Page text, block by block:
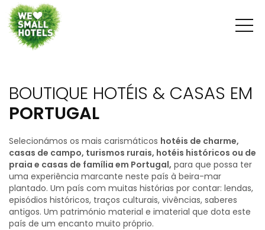
BOUTIQUE HOTÉIS & CASAS EM
PORTUGAL
Selecionámos os mais carismáticos hotéis de charme,
casas de campo, turismos rurais, hotéis históricos ou de
praia e casas de família em Portugal, para que possa ter
uma experiência marcante neste país à beira-mar
plantado. Um país com muitas histórias por contar: lendas,
episódios históricos, traços culturais, vivências, saberes
antigos. Um património material e imaterial que dota este
país de um encanto muito próprio.